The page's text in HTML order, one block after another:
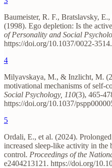
Baumeister, R. F., Bratslavsky,
(1998). Ego depletion: Is the
of Personality and Social
https://doi.org/10.1037/0022-
4
Milyavskaya, M., & Inzlicht, M.
motivational mechanisms of self-
Social Psychology, 110(3), 465-
https://doi.org/10.1037/
5
Ordali, E., et al. (2024).
increased sleep-like activity in the
control. Proceedings of the
e2404213121. https://doi.org/